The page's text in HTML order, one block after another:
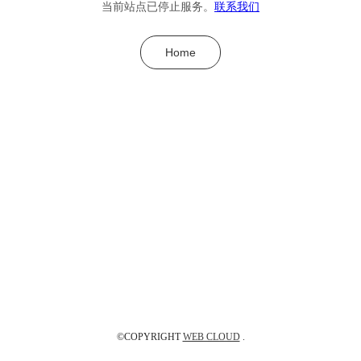
当前站点已停止服务。 联系我们
Home
©COPYRIGHTWEB CLOUD.